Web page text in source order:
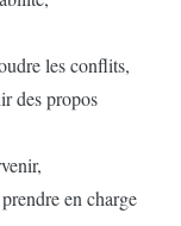
les conflits,
des propos
en charge